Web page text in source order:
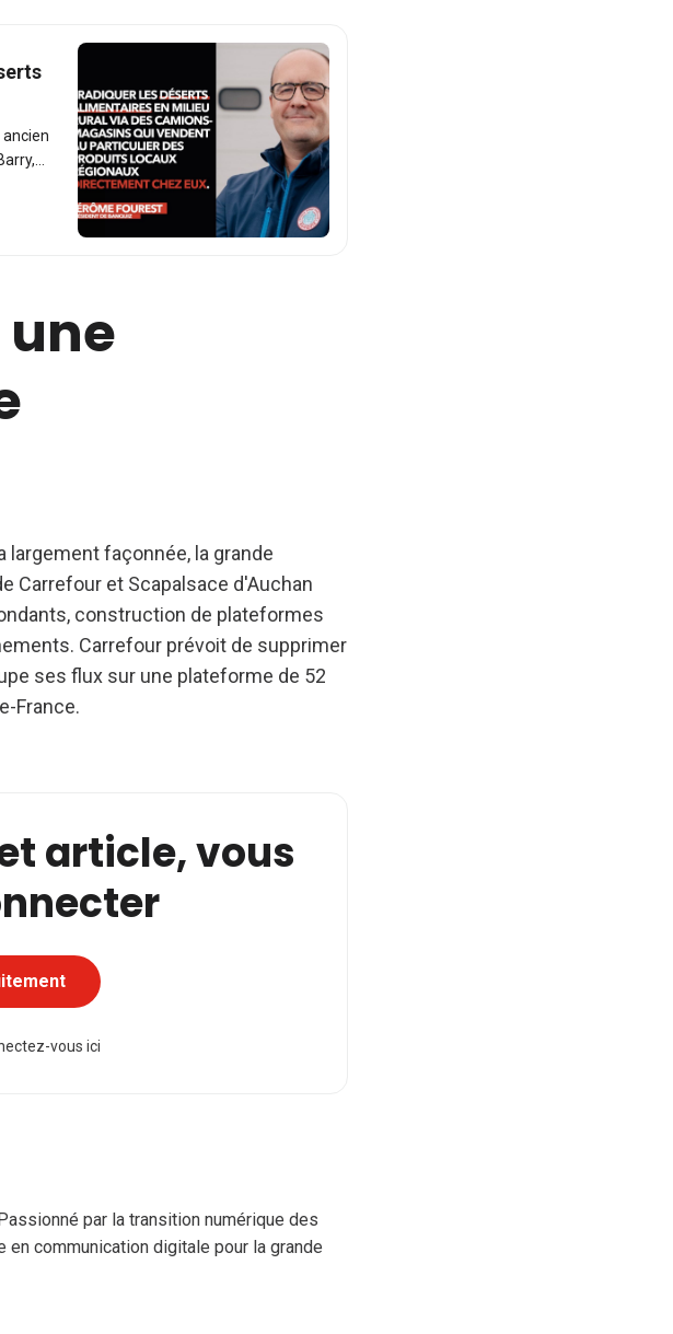
ancien
largement façonnée, la grande
Carrefour et Scapalsace d'Auchan
construction de plateformes
Carrefour prévoit de supprimer
ses flux sur une plateforme de 52
France.
article, vous
vous ici
par la transition numérique des
communication digitale pour la grande